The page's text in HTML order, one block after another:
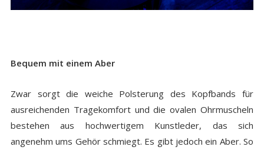
Bequem mit einem Aber
Zwar sorgt die weiche Polsterung des Kopfbands für
ausreichenden Tragekomfort und die ovalen Ohrmuscheln
bestehen aus hochwertigem Kunstleder, das sich
angenehm ums Gehör schmiegt. Es gibt jedoch ein Aber. So